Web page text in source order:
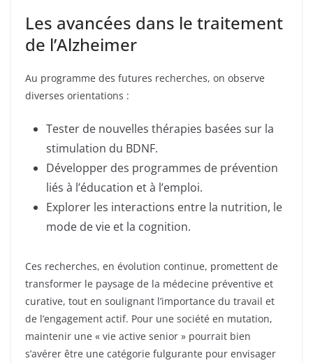
Les avancées dans le traitement
de l’Alzheimer
Au programme des futures recherches, on observe
diverses orientations :
Tester de nouvelles thérapies basées sur la
stimulation du BDNF.
Développer des programmes de prévention
liés à l’éducation et à l’emploi.
Explorer les interactions entre la nutrition, le
mode de vie et la cognition.
Ces recherches, en évolution continue, promettent de
transformer le paysage de la médecine préventive et
curative, tout en soulignant l’importance du travail et
de l’engagement actif. Pour une société en mutation,
maintenir une « vie active senior » pourrait bien
s’avérer être une catégorie fulgurante pour envisager